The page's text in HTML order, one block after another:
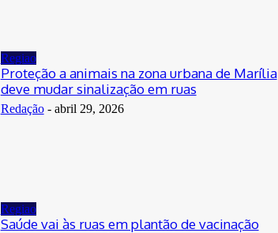
Regiao
Proteção a animais na zona urbana de Marília
deve mudar sinalização em ruas
Redação - abril 29, 2026
Regiao
Saúde vai às ruas em plantão de vacinação